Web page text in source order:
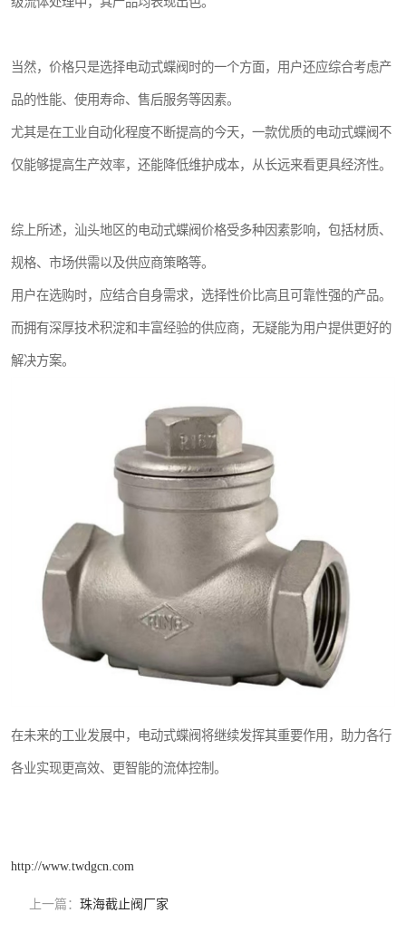
当然，价格只是选择电动式蝶阀时的一个方面，用户还应综合考虑产
品的性能、使用寿命、售后服务等因素。
尤其是在工业自动化程度不断提高的今天，一款优质的电动式蝶阀不
仅能够提高生产效率，还能降低维护成本，从长远来看更具经济性。
综上所述，汕头地区的电动式蝶阀价格受多种因素影响，包括材质、
规格、市场供需以及供应商策略等。
用户在选购时，应结合自身需求，选择性价比高且可靠性强的产品。
而拥有深厚技术积淀和丰富经验的供应商，无疑能为用户提供更好的
解决方案。
在未来的工业发展中，电动式蝶阀将继续发挥其重要作用，助力各行
各业实现更高效、更智能的流体控制。
http://www.twdgcn.com
上一篇： 珠海截止阀厂家